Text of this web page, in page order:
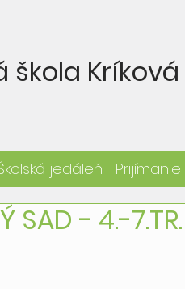
škola
jedáleň
SAD - 4.-